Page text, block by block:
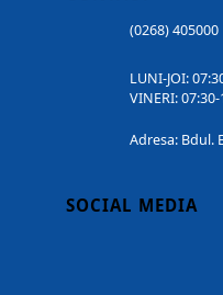
(0268) 405000
LUNI-JOI:
VINERI:
Adresa: Bdul.
SOCIAL MEDIA